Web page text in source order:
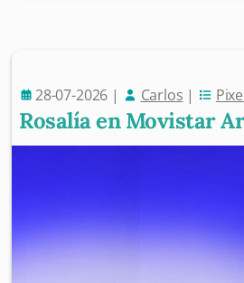
28-07-2026 | Carlos |
Rosalía en Movistar